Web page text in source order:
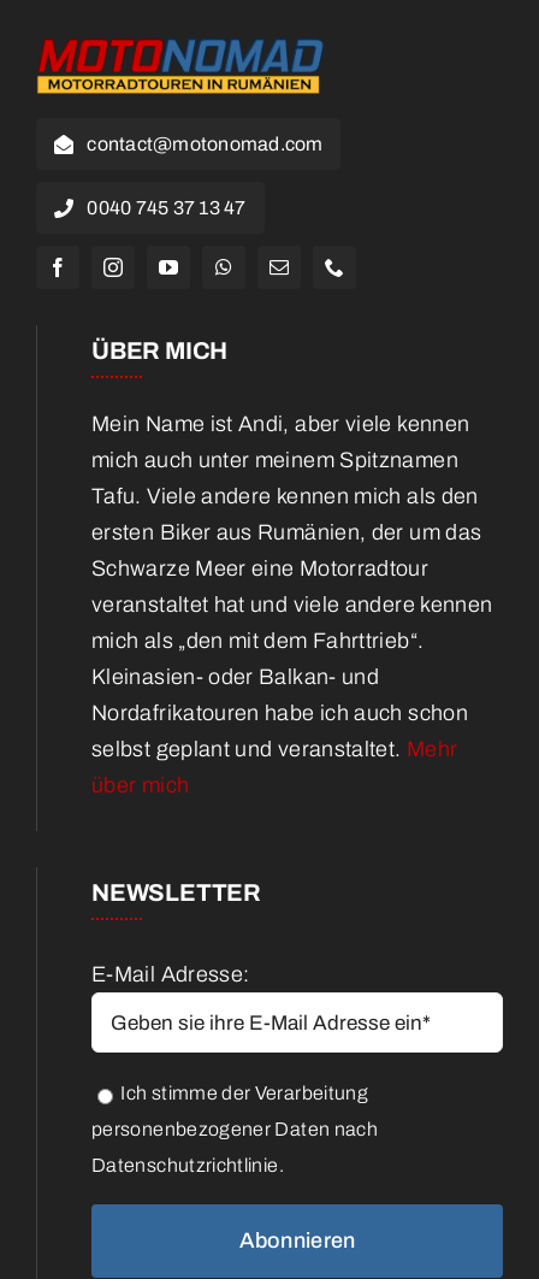
contact@motonomad.com
0040 745 37 13 47
ÜBER MICH
Mein Name ist Andi, aber viele kennen
mich auch unter meinem Spitznamen
Tafu. Viele andere kennen mich als den
ersten Biker aus Rumänien, der um das
Schwarze Meer eine Motorradtour
veranstaltet hat und viele andere kennen
mich als „den mit dem Fahrttrieb“.
Kleinasien- oder Balkan- und
Nordafrikatouren habe ich auch schon
selbst geplant und veranstaltet. Mehr
über mich
NEWSLETTER
E-Mail Adresse:
Ich stimme der Verarbeitung
personenbezogener Daten nach
Datenschutzrichtlinie.